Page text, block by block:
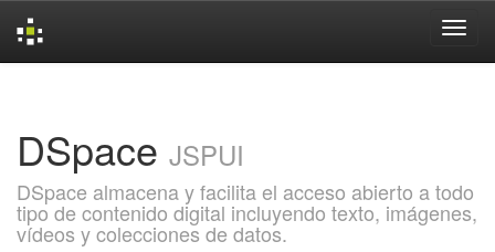
DSpace JSPUI
DSpace almacena y facilita el acceso abierto a todo
tipo de contenido digital incluyendo texto, imágenes,
vídeos y colecciones de datos.